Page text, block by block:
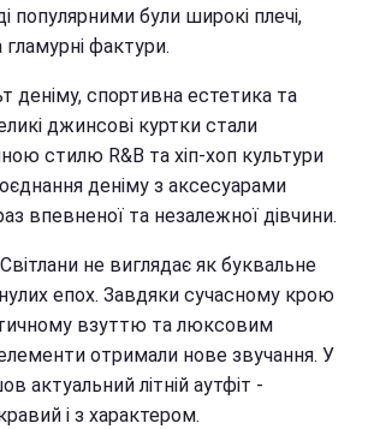
популярними були широкі плечі,
фактури.
деніму, спортивна естетика та
джинсові куртки стали
стилю R&B та хіп-хоп культури
деніму з аксесуарами
впевненої та незалежної дівчини.
не виглядає як буквальне
епох. Завдяки сучасному крою
взуттю та люксовим
отримали нове звучання. У
актуальний літній аутфіт -
і з характером.